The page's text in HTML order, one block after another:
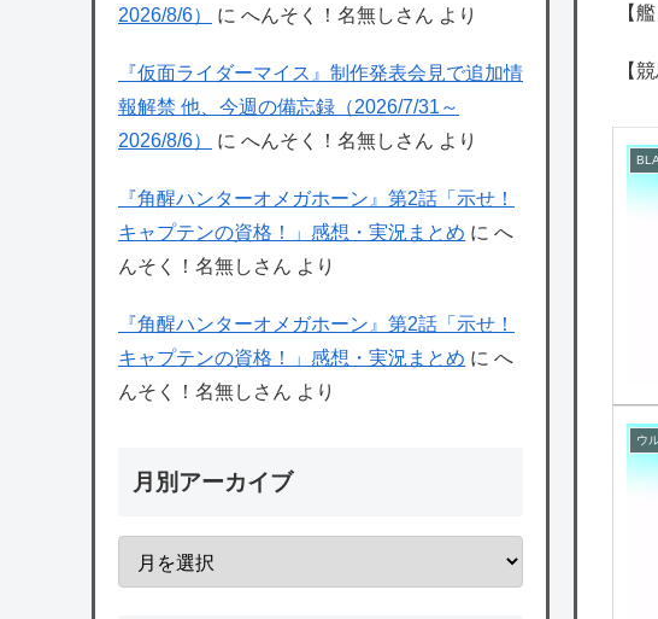
【
【
ウ
2026/8/6）
に へんそく！名無しさん より
『仮面ライダーマイス』制作発表会見で追加情
報解禁 他、今週の備忘録（2026/7/31～
2026/8/6）
に へんそく！名無しさん より
『角醒ハンターオメガホーン』第2話「示せ！
キャプテンの資格！」感想・実況まとめ に へ
んそく！名無しさん より
『角醒ハンターオメガホーン』第2話「示せ！
キャプテンの資格！」感想・実況まとめ に へ
んそく！名無しさん より
月別アーカイブ